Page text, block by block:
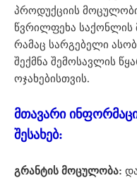
პროდუქციის
წვრილფეხა საქონლის
რამაც სარგებელი
შექმნა შემოსავლის
ოჯახებისთვის.
მთავარი
შესახებ:
გრანტის მოცულობა: